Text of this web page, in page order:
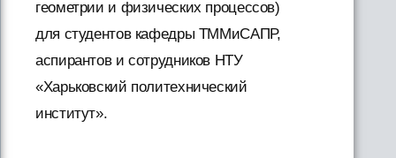
геометрии и физических процессов)
для студентов кафедры ТММиСАПР,
аспирантов и сотрудников НТУ
«Харьковский политехнический
институт».